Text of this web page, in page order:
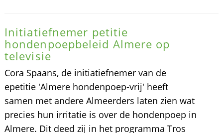
Initiatiefnemer petitie
hondenpoepbeleid Almere op
televisie
Cora Spaans, de initiatiefnemer van de
epetitie 'Almere hondenpoep-vrij' heeft
samen met andere Almeerders laten zien wat
precies hun irritatie is over de hondenpoep in
Almere. Dit deed zij in het programma Tros